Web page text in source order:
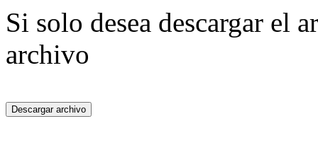
Si solo desea descargar el
archivo